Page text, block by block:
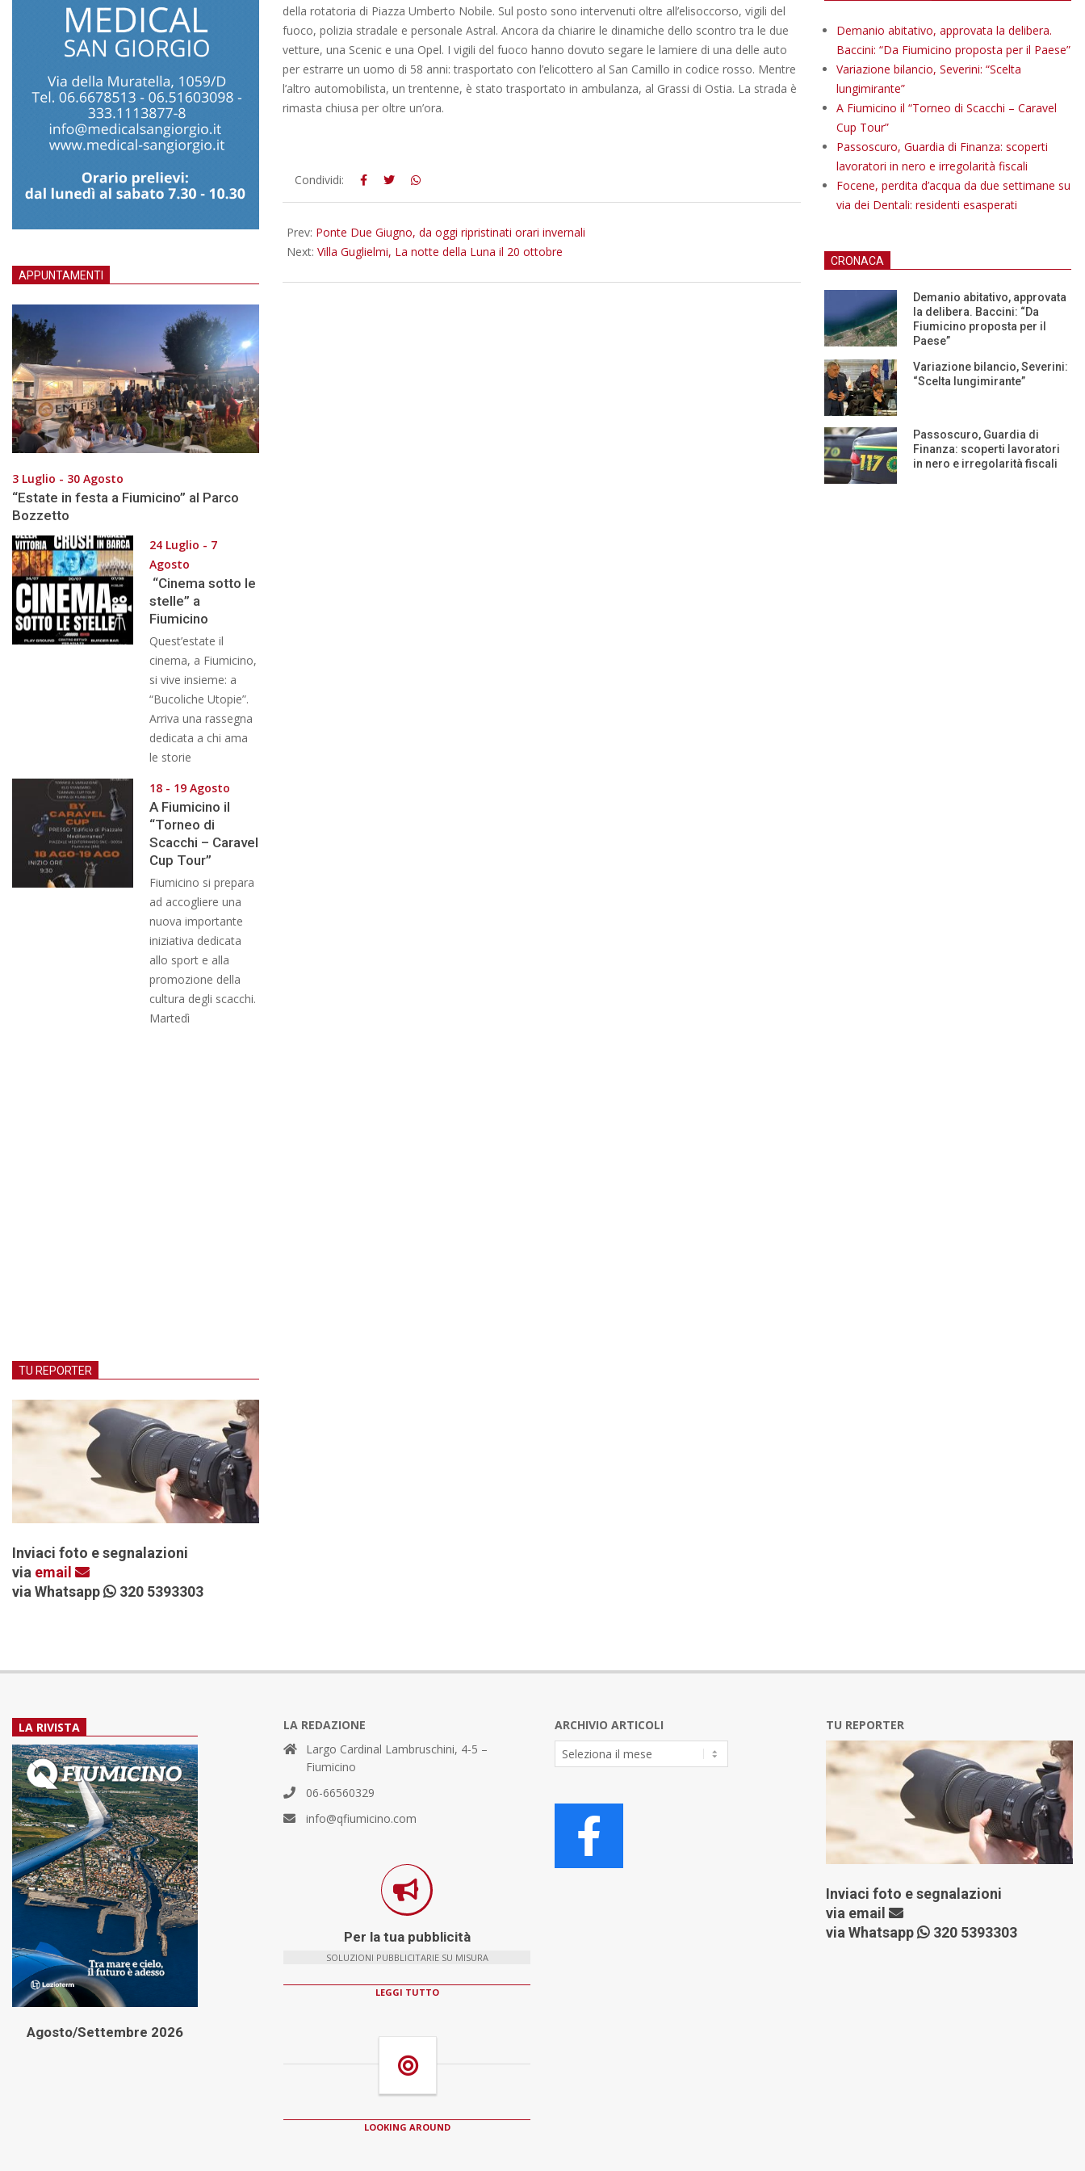
della rotatoria di Piazza Umberto Nobile. Sul posto sono intervenuti oltre all’elisoccorso, vigili del
fuoco, polizia stradale e personale Astral. Ancora da chiarire le dinamiche dello scontro tra le due
vetture, una Scenic e una Opel. I vigili del fuoco hanno dovuto segare le lamiere di una delle auto
per estrarre un uomo di 58 anni: trasportato con l’elicottero al San Camillo in codice rosso. Mentre
l’altro automobilista, un trentenne, è stato trasportato in ambulanza, al Grassi di Ostia. La strada è
rimasta chiusa per oltre un’ora.
2018-
10-
Condividi:
Prev: Ponte Due Giugno, da oggi ripristinati orari invernali
Next: Villa Guglielmi, La notte della Luna il 20 ottobre
APPUNTAMENTI
3 Luglio - 30 Agosto
“Estate in festa a Fiumicino” al Parco
Bozzetto
24 Luglio - 7
Agosto
“Cinema sotto le
stelle” a
Fiumicino
Quest’estate il
cinema, a Fiumicino,
si vive insieme: a
“Bucoliche Utopie”.
Arriva una rassegna
dedicata a chi ama
le storie
18 - 19 Agosto
A Fiumicino il
“Torneo di
Scacchi – Caravel
Cup Tour”
Fiumicino si prepara
ad accogliere una
nuova importante
iniziativa dedicata
allo sport e alla
promozione della
cultura degli scacchi.
Martedì
TU REPORTER
Inviaci foto e segnalazioni
via email
via Whatsapp
320 5393303
Demanio abitativo, approvata la delibera.
Baccini: “Da Fiumicino proposta per il Paese”
Variazione bilancio, Severini: “Scelta
lungimirante”
A Fiumicino il “Torneo di Scacchi – Caravel
Cup Tour”
Passoscuro, Guardia di Finanza: scoperti
lavoratori in nero e irregolarità fiscali
Focene, perdita d’acqua da due settimane su
via dei Dentali: residenti esasperati
CRONACA
Demanio abitativo, approvata
la delibera. Baccini: “Da
Fiumicino proposta per il
Paese”
Variazione bilancio, Severini:
“Scelta lungimirante”
Passoscuro, Guardia di
Finanza: scoperti lavoratori
in nero e irregolarità fiscali
LA RIVISTA
Agosto/Settembre 2026
LA REDAZIONE
Largo Cardinal Lambruschini, 4-5 –
Fiumicino
06-66560329
info@qfiumicino.com
Per la tua pubblicità
SOLUZIONI PUBBLICITARIE SU MISURA
LEGGI TUTTO
LOOKING AROUND
ARCHIVIO ARTICOLI
Archivio
Articoli
TU REPORTER
Inviaci foto e segnalazioni
via email
via Whatsapp
320 5393303